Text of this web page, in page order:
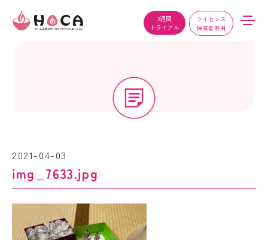
3週間
トライアル
ライセンス
保有者専用
2021-04-03
img_7633.jpg